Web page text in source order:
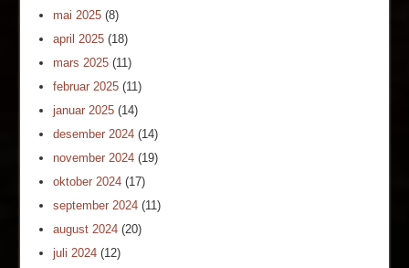
mai 2025 (8)
april 2025 (18)
mars 2025 (11)
februar 2025 (11)
januar 2025 (14)
desember 2024 (14)
november 2024 (19)
oktober 2024 (17)
september 2024 (11)
august 2024 (20)
juli 2024 (12)